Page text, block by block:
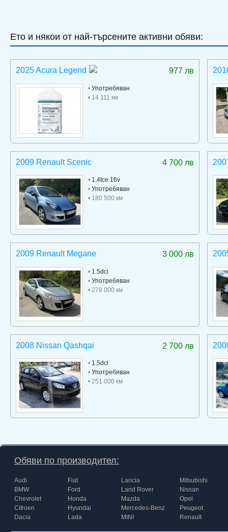
Ето и някои от най-търсените активни обяви:
977 лв
2025 Acura Legend
• Употребяван
• 14 111 км
4 700 лв
2009 Renault Scenic
• 1.4tce 16v
• Употребяван
• 180 500 км
3 000 лв
2009 Renault Megane
• 1.5dci
• Употребяван
• 278 000 км
2 700 лв
2008 Nissan Qashqai
• 1.5dci
• Употребяван
• 251 000 км
Обяви по производител:
Audi
BMW
Chevrolet
Citroen
Dacia
Fiat
Ford
Honda
Hyundai
Lada
Lancia
Land Rover
Mazda
Mercedes-Benz
MINI
Mitsubishi
Nissan
Opel
Peugeot
Renault